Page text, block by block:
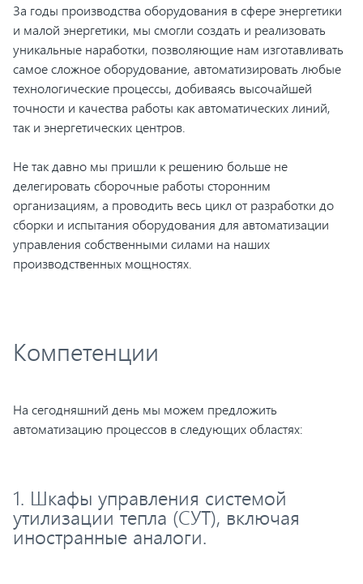
За годы производства оборудования в сфере энергетики
и малой энергетики, мы смогли создать и реализовать
уникальные наработки, позволяющие нам изготавливать
самое сложное оборудование, автоматизировать любые
технологические процессы, добиваясь высочайшей
точности и качества работы как автоматических линий,
так и энергетических центров.
Не так давно мы пришли к решению больше не
делегировать сборочные работы сторонним
организациям, а проводить весь цикл от разработки до
сборки и испытания оборудования для автоматизации
управления собственными силами на наших
производственных мощностях.
Компетенции
На сегодняшний день мы можем предложить
автоматизацию процессов в следующих областях:
1. Шкафы управления системой
утилизации тепла (СУТ), включая
иностранные аналоги.